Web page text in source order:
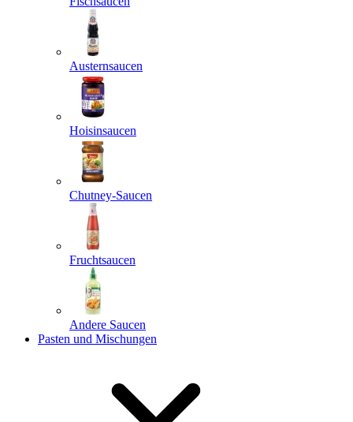
Austernsaucen
Hoisinsaucen
Chutney-Saucen
Fruchtsaucen
Andere Saucen
Pasten und Mischungen